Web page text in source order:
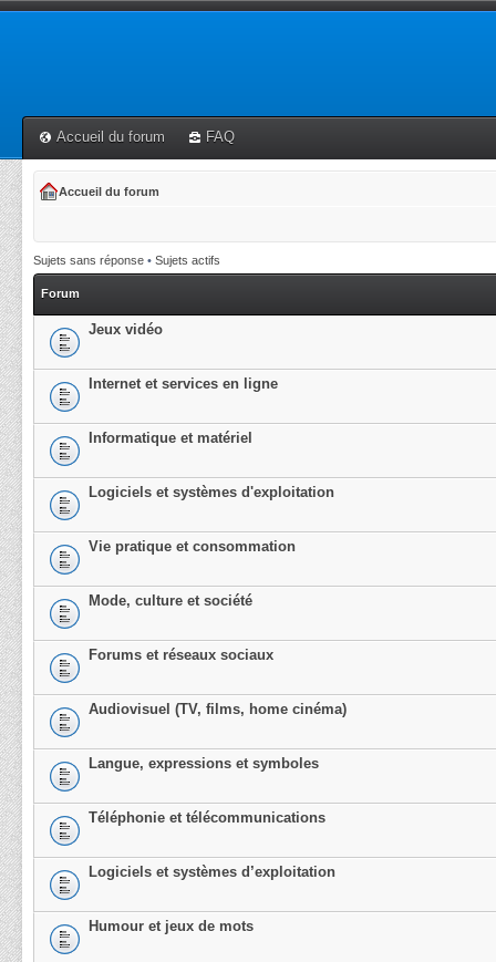
Accueil du forum FAQ
Accueil du forum
Sujets sans réponse • Sujets actifs
Forum
Jeux vidéo
Internet et services en ligne
Informatique et matériel
Logiciels et systèmes d'exploitation
Vie pratique et consommation
Mode, culture et société
Forums et réseaux sociaux
Audiovisuel (TV, films, home cinéma)
Langue, expressions et symboles
Téléphonie et télécommunications
Logiciels et systèmes d’exploitation
Humour et jeux de mots